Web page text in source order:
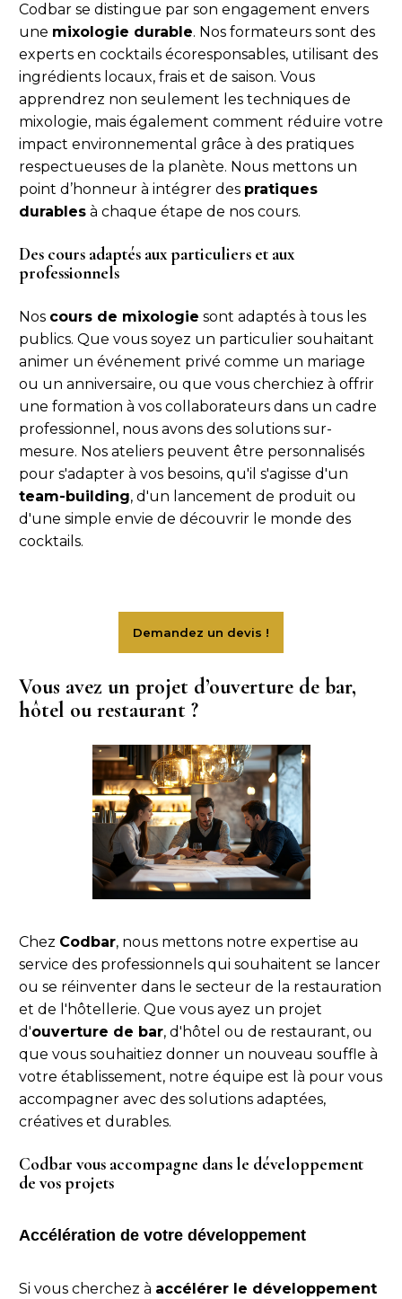
Codbar se distingue par son engagement envers
une mixologie durable. Nos formateurs sont des
experts en cocktails écoresponsables, utilisant des
ingrédients locaux, frais et de saison. Vous
apprendrez non seulement les techniques de
mixologie, mais également comment réduire votre
impact environnemental grâce à des pratiques
respectueuses de la planète. Nous mettons un
point d’honneur à intégrer des pratiques
durables à chaque étape de nos cours.
Des cours adaptés aux particuliers et aux
professionnels
Nos cours de mixologie sont adaptés à tous les
publics. Que vous soyez un particulier souhaitant
animer un événement privé comme un mariage
ou un anniversaire, ou que vous cherchiez à offrir
une formation à vos collaborateurs dans un cadre
professionnel, nous avons des solutions sur-
mesure. Nos ateliers peuvent être personnalisés
pour s'adapter à vos besoins, qu'il s'agisse d'un
team-building, d'un lancement de produit ou
d'une simple envie de découvrir le monde des
cocktails.
Vous avez un projet d’ouverture de bar,
hôtel ou restaurant ?
Chez Codbar, nous mettons notre expertise au
service des professionnels qui souhaitent se lancer
ou se réinventer dans le secteur de la restauration
et de l'hôtellerie. Que vous ayez un projet
d'ouverture de bar, d'hôtel ou de restaurant, ou
que vous souhaitiez donner un nouveau souffle à
votre établissement, notre équipe est là pour vous
accompagner avec des solutions adaptées,
créatives et durables.
Codbar vous accompagne dans le développement
de vos projets
Accélération de votre développement
Si vous cherchez à accélérer le développement